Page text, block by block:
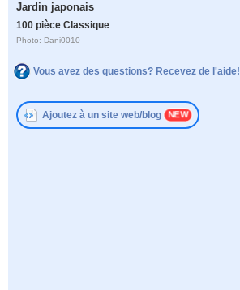
Jardin japonais
100 pièce Classique
Photo: Dani0010
Vous avez des questions? Recevez de l'aide!
Ajoutez à un site web/blog